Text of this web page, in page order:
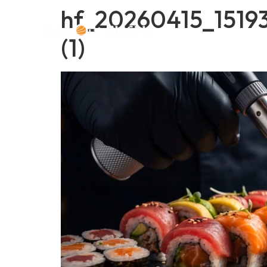
Start
(1)
Odtwarzacz